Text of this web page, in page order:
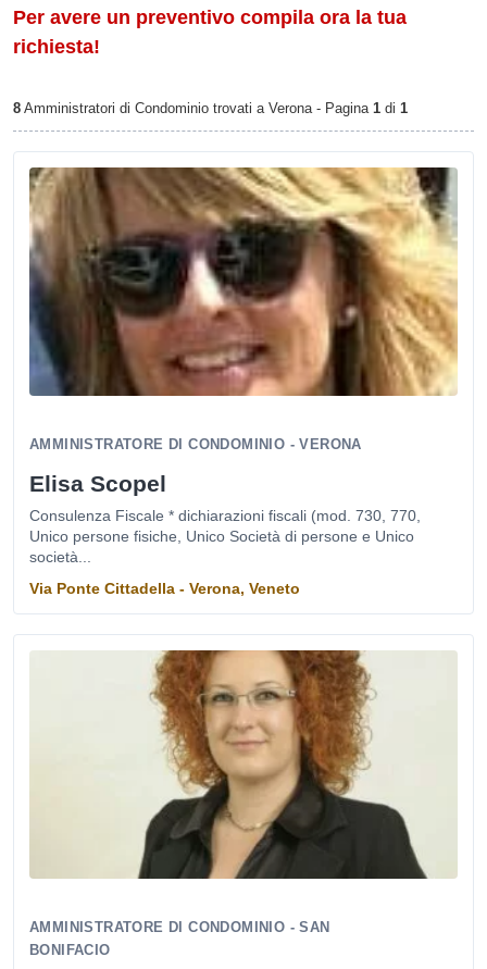
Per avere un preventivo compila ora la tua
richiesta!
8 Amministratori di Condominio trovati a Verona - Pagina 1 di 1
AMMINISTRATORE DI CONDOMINIO - VERONA
Elisa Scopel
Consulenza Fiscale * dichiarazioni fiscali (mod. 730, 770,
Unico persone fisiche, Unico Società di persone e Unico
società...
Via Ponte Cittadella - Verona, Veneto
AMMINISTRATORE DI CONDOMINIO - SAN
BONIFACIO